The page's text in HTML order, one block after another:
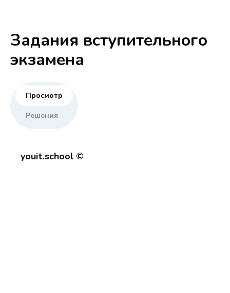
Задания вступительного
экзамена
Просмотр
Решения
youit.school ©